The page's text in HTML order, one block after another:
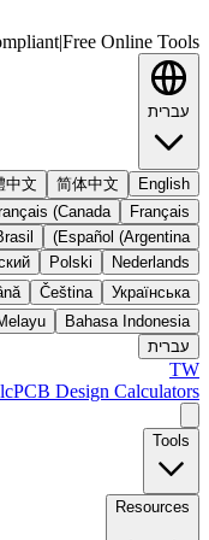
|Free Online Tools
עברית
English
简体中文
中文
Français
(Canada)
Español (Argentina)
Nederlands
Polski
Українська
Čeština
Bahasa Indonesia
עברית
TW
PCB Design Calculators
Tools
Resources